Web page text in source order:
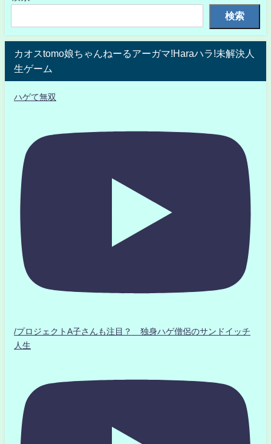
検索
カオスtomo娘ちゃんねーるアーガマ!Haraハラ!未解決人
生ゲーム
ハゲて無双
/プロジェクトA子さんも注目？ 独身ハゲ僧侶のサンドイッチ
人生